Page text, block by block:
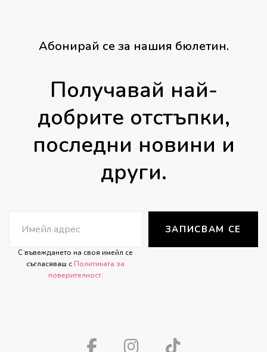
Абонирай се за нашия бюлетин.
Получавай най-
добрите отстъпки,
последни новини и
други.
С въвеждането на своя имейл се
съгласяваш с Политиката за
поверителност.
ЗАПИСВАМ СЕ